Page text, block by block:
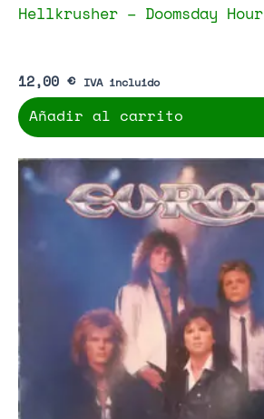
Hellkrusher – Doomsday Hour
12,00 € IVA incluido
Añadir al carrito